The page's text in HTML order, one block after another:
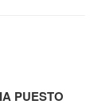
PUESTO